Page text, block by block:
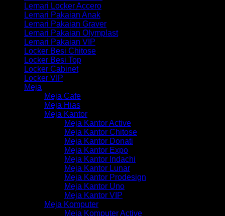
Lemari Locker Accero
Lemari Pakaian Anak
Lemari Pakaian Graver
Lemari Pakaian Olymplast
Lemari Pakaian VIP
Locker Besi Chitose
Locker Besi Top
Locker Cabinet
Locker VIP
Meja
Meja Cafe
Meja Hias
Meja Kantor
Meja Kantor Active
Meja Kantor Chitose
Meja Kantor Donati
Meja Kantor Expo
Meja Kantor Indachi
Meja Kantor Lunar
Meja Kantor Prodesign
Meja Kantor Uno
Meja Kantor VIP
Meja Komputer
Meja Komputer Active